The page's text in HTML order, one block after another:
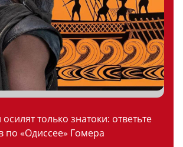
только знатоки: ответьте
по «Одиссее» Гомера